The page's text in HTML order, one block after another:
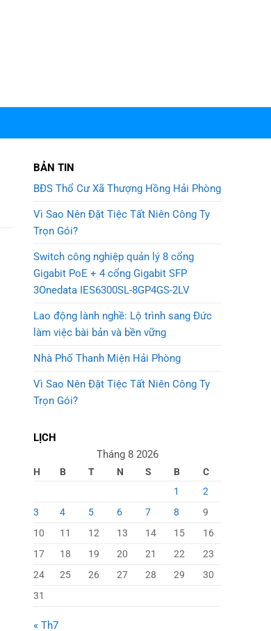
BẢN TIN
BĐS Thổ Cư Xã Thượng Hồng Hải Phòng
Vì Sao Nên Đặt Tiệc Tất Niên Công Ty
Trọn Gói?
Switch công nghiệp quản lý 8 cổng
Gigabit PoE + 4 cổng Gigabit SFP
3Onedata IES6300SL-8GP4GS-2LV
Lao động lành nghề: Lộ trình sang Đức
làm việc bài bản và bền vững
Nhà Phố Thanh Miện Hải Phòng
Vì Sao Nên Đặt Tiệc Tất Niên Công Ty
Trọn Gói?
LỊCH
Tháng 8 2026
H B T N S B
C
1
2
3
4 5 6 7 8
9
10
11 12 13 14 15
16
17
18 19 20 21 22
23
24
25 26 27 28 29
30
31
« Th7